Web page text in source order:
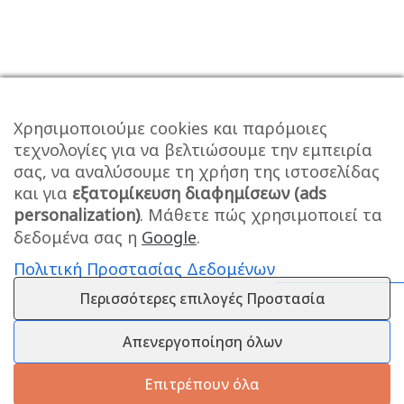
Χρησιμοποιούμε cookies και παρόμοιες
τεχνολογίες για να βελτιώσουμε την εμπειρία
σας, να αναλύσουμε τη χρήση της ιστοσελίδας
και για εξατομίκευση διαφημίσεων (ads
personalization). Μάθετε πώς χρησιμοποιεί τα
δεδομένα σας η Google.
Πολιτική Προστασίας Δεδομένων
Περισσότερες επιλογές Προστασία
Απενεργοποίηση όλων
Επιτρέπουν όλα